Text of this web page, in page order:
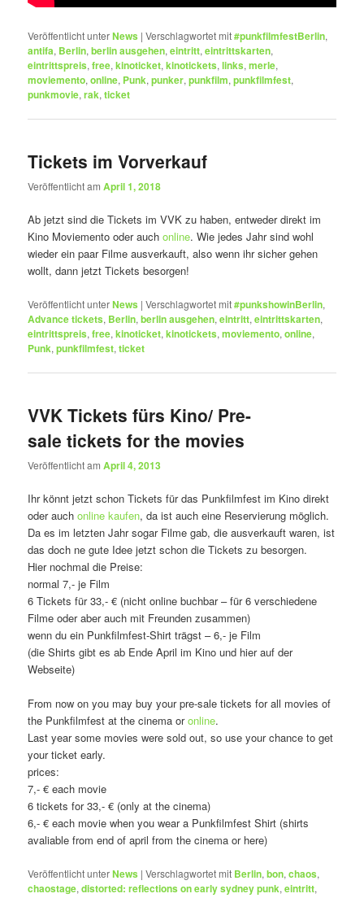
Veröffentlicht unterNews |Verschlagwortet mit#punkfilmfestBerlin,
antifa, Berlin,berlin ausgehen,eintritt,eintrittskarten,
eintrittspreis,free,kinoticket,kinotickets,links,merle,
moviemento,online, Punk,punker,punkfilm,punkfilmfest,
punkmovie,rak,ticket
Tickets im Vorverkauf
Veröffentlicht amApril 1, 2018
Ab jetzt sind die Tickets im VVK zu haben, entweder direkt im
Kino Moviemento oder auchonline. Wie jedes Jahr sind wohl
wieder ein paar Filme ausverkauft, also wenn ihr sicher gehen
wollt, dann jetzt Tickets besorgen!
Veröffentlicht unterNews |Verschlagwortet mit#punkshowinBerlin,
Advance tickets, Berlin,berlin ausgehen,eintritt,eintrittskarten,
eintrittspreis,free,kinoticket,kinotickets,moviemento,online,
Punk,punkfilmfest,ticket
VVK Tickets fürs Kino/ Pre-
sale tickets for the movies
Veröffentlicht amApril 4, 2013
Ihr könnt jetzt schon Tickets für das Punkfilmfest im Kino direkt
oder auchonline kaufen, da ist auch eine Reservierung möglich.
Da es im letzten Jahr sogar Filme gab, die ausverkauft waren, ist
das doch ne gute Idee jetzt schon die Tickets zu besorgen.
Hier nochmal die Preise:
normal 7,- je Film
6 Tickets für 33,- € (nicht online buchbar – für 6 verschiedene
Filme oder aber auch mit Freunden zusammen)
wenn du ein Punkfilmfest-Shirt trägst – 6,- je Film
(die Shirts gibt es ab Ende April im Kino und hier auf der
Webseite)
From now on you may buy your pre-sale tickets for all movies of
the Punkfilmfest at the cinema oronline.
Last year some movies were sold out, so use your chance to get
your ticket early.
prices:
7,- € each movie
6 tickets for 33,- € (only at the cinema)
6,- € each movie when you wear a Punkfilmfest Shirt (shirts
avaliable from end of april from the cinema or here)
Veröffentlicht unterNews |Verschlagwortet mit Berlin,bon,chaos,
chaostage,distorted: reflections on early sydney punk,eintritt,